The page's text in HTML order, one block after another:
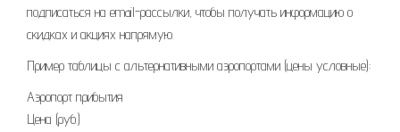
подписаться на email-рассылки, чтобы получать информацию о
скидках и акциях напрямую.
Пример таблицы с альтернативными аэропортами (цены условные):
Аэропорт прибытия
Цена (руб.)